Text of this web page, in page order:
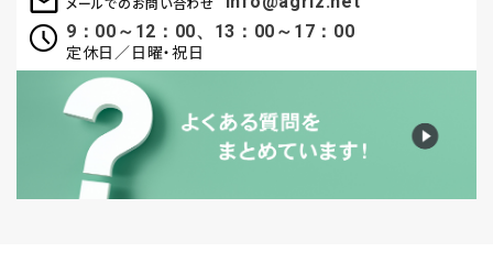
9：00～12：00、13：00～17：00
定休日／日曜・祝日